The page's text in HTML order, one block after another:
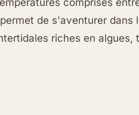
comprises
de s'aventurer dans
riches en algues,